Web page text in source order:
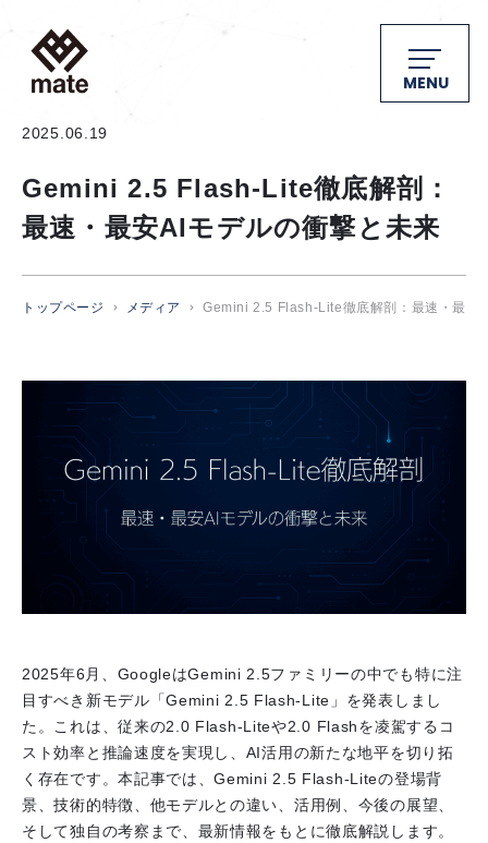
MENU
2025.06.19
Gemini 2.5 Flash-Lite徹底解剖：
最速・最安AIモデルの衝撃と未来
トップページ メディア Gemini 2.5 Flash-Lite徹底解剖：最速・最安
2025年6月、GoogleはGemini 2.5ファミリーの中でも特に注
目すべき新モデル「Gemini 2.5 Flash-Lite」を発表しまし
た。これは、従来の2.0 Flash-Liteや2.0 Flashを凌駕するコ
スト効率と推論速度を実現し、AI活用の新たな地平を切り拓
く存在です。本記事では、Gemini 2.5 Flash-Liteの登場背
景、技術的特徴、他モデルとの違い、活用例、今後の展望、
そして独自の考察まで、最新情報をもとに徹底解説します。